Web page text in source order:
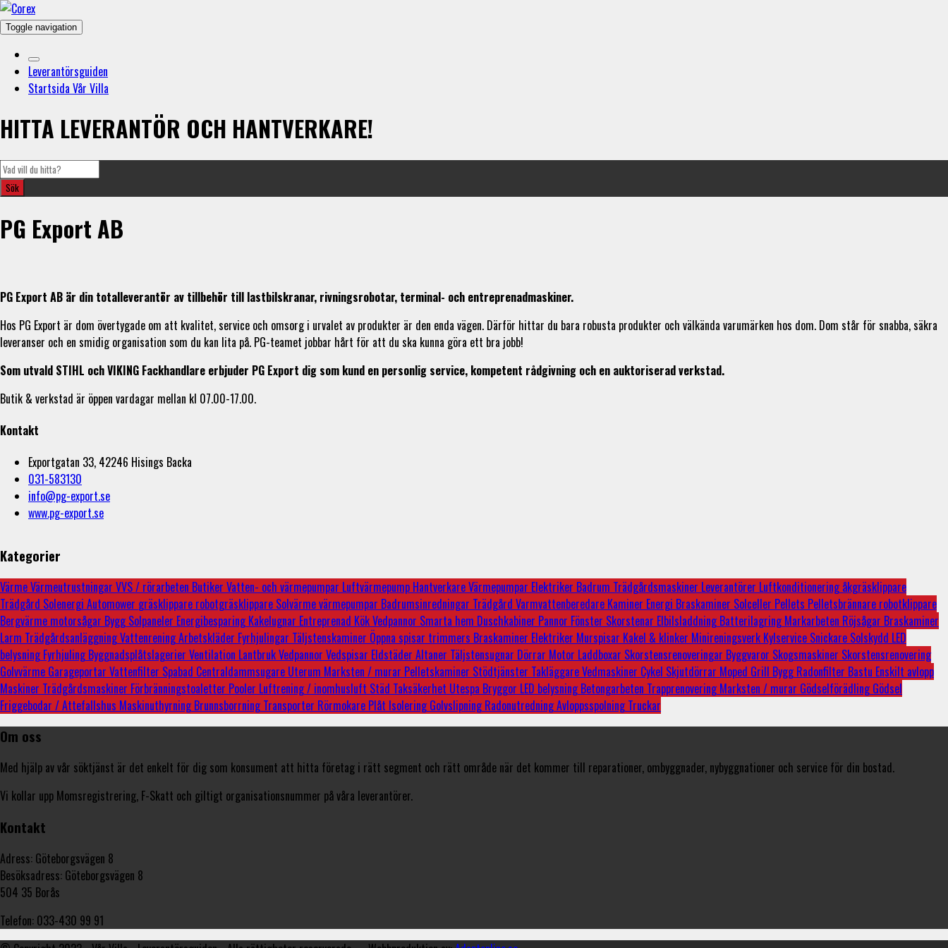
Toggle navigation
Leverantörsguiden
Startsida Vår Villa
HITTA LEVERANTÖR OCH HANTVERKARE!
PG Export AB
PG Export AB är din totalleverantör av tillbehör till lastbilskranar, rivningsrobotar, terminal- och entreprenadmaskiner.
Hos PG Export är dom övertygade om att kvalitet, service och omsorg i urvalet av produkter är den enda vägen. Därför hittar du bara robusta produkter och välkända varumärken hos dom. Dom står för snabba, säkra
leveranser och en smidig organisation som du kan lita på. PG-teamet jobbar hårt för att du ska kunna göra ett bra jobb!
Som utvald STIHL och VIKING Fackhandlare erbjuder PG Export dig som kund en personlig service, kompetent rådgivning och en auktoriserad verkstad.
Butik & verkstad är öppen vardagar mellan kl 07.00-17.00.
Kontakt
Exportgatan 33, 42246 Hisings Backa
031-583130
info@pg-export.se
www.pg-export.se
Kategorier
VärmeVärmeutrustningar VVS / rörarbeten Butiker Vatten- och värmepumpar Luftvärmepump HantverkareVärmepumpar Elektriker Badrum Trädgårdsmaskiner Leverantörer Luftkonditioneringåkgräsklippare
Trädgård Solenergi Automower gräsklippare robotgräsklippare Solvärmevärmepumpar Badrumsinredningar Trädgård Varmvattenberedare Kaminer Energi Braskaminer Solceller Pellets Pelletsbrännare robotklippare
Bergvärme motorsågar ByggSolpaneler EnergibesparingKakelugnar Entreprenad KökVedpannor Smarta hem Duschkabiner Pannor Fönster Skorstenar ElbilsladdningBatterilagringMarkarbeten Röjsågar Braskaminer
Larm TrädgårdsanläggningVattenreningArbetskläder Fyrhjulingar Täljstenskaminer Öppna spisar trimmers Braskaminer Elektriker Murspisar Kakel & klinker Minireningsverk Kylservice Snickare Solskydd LED
belysningFyrhjulingByggnadsplåtslagerier Ventilation LantbrukVedpannor Vedspisar Eldstäder Altaner Täljstensugnar Dörrar Motor Laddboxar Skorstensrenoveringar Byggvaror Skogsmaskiner Skorstensrenovering
Golvvärme Garageportar Vattenfilter Spabad Centraldammsugare Uterum Marksten / murar Pelletskaminer Stödtjänster TakläggareVedmaskiner Cykel Skjutdörrar Moped Grill ByggRadonfilter Bastu Enskilt avlopp
Maskiner Trädgårdsmaskiner Förbränningstoaletter Pooler Luftrening / inomhusluft Städ Taksäkerhet Utespa Bryggor LED belysningBetongarbeten TrapprenoveringMarksten / murar GödselförädlingGödsel
Friggebodar / Attefallshus MaskinuthyrningBrunnsborrningTransporter Rörmokare Plåt IsoleringGolvslipningRadonutredningAvloppsspolningTruckar
Om oss
Med hjälp av vår söktjänst är det enkelt för dig som konsument att hitta företag i rätt segment och rätt område när det kommer till reparationer, ombyggnader, nybyggnationer och service för din bostad.
Vi kollar upp Momsregistrering, F-Skatt och giltigt organisationsnummer på våra leverantörer.
Kontakt
Adress: Göteborgsvägen 8
Besöksadress: Göteborgsvägen 8
504 35 Borås
Telefon: 033-430 99 91